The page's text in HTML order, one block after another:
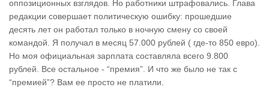
оппозиционных взглядов. Но работники штрафовались. Глава
редакции совершает политическую ошибку: прошедшие
десять лет он работал только в ночную смену со своей
командой. Я получал в месяц 57.000 рублей ( где-то 850 евро).
Но моя официальная зарплата составляла всего 9.800
рублей. Все остальное - “премия”. И что же было не так с
“премией”? Вам ее просто не платили.